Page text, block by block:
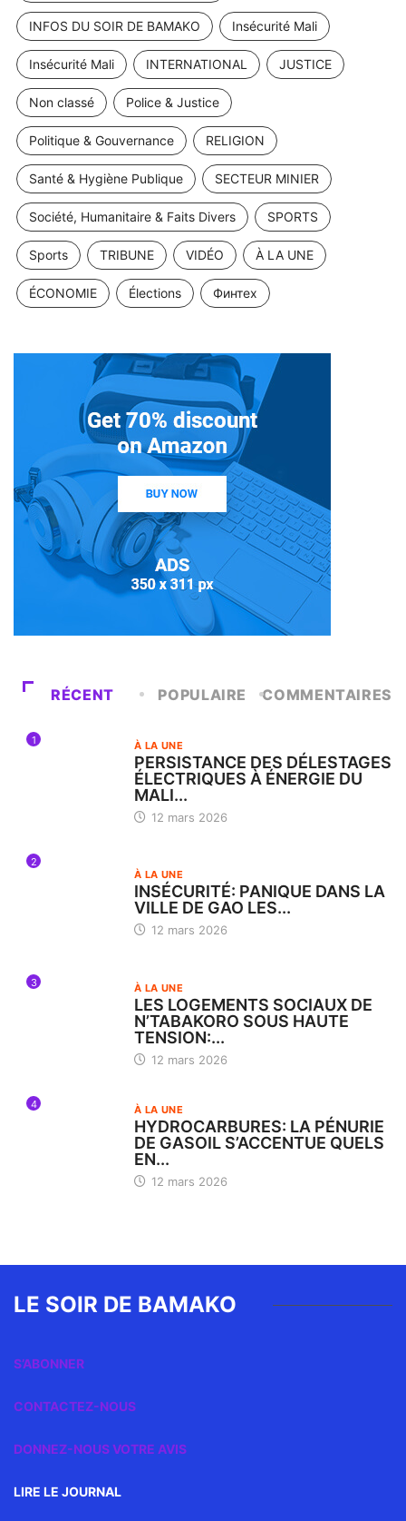
INFOS DU SOIR DE BAMAKO Insécurité Mali
Insécurité Mali INTERNATIONAL JUSTICE
Non classé Police & Justice
Politique & Gouvernance RELIGION
Santé & Hygiène Publique SECTEUR MINIER
Société, Humanitaire & Faits Divers SPORTS
Sports TRIBUNE VIDÉO À LA UNE
ÉCONOMIE Élections Финтех
RÉCENT POPULAIRE COMMENTAIRES
1 À LA UNE
PERSISTANCE DES DÉLESTAGES
ÉLECTRIQUES À ÉNERGIE DU
MALI...
12 mars 2026
2
À LA UNE
INSÉCURITÉ: PANIQUE DANS LA
VILLE DE GAO LES...
12 mars 2026
3 À LA UNE
LES LOGEMENTS SOCIAUX DE
N’TABAKORO SOUS HAUTE
TENSION:...
12 mars 2026
4 À LA UNE
HYDROCARBURES: LA PÉNURIE
DE GASOIL S’ACCENTUE QUELS
EN...
12 mars 2026
LE SOIR DE BAMAKO
S’ABONNER
CONTACTEZ-NOUS
DONNEZ-NOUS VOTRE AVIS
LIRE LE JOURNAL